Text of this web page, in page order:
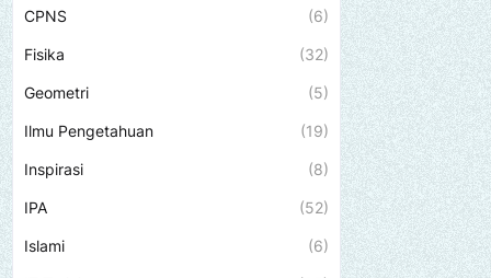
CPNS (6)
Fisika (32)
Geometri (5)
Ilmu Pengetahuan (19)
Inspirasi (8)
IPA (52)
Islami (6)